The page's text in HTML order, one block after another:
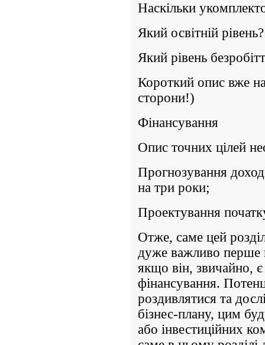
Наскільки
Який освітній рівень?
Який рівень
Короткий опис вже
сторони!)
Фінансування
Опис точних цілей
Прогнозування
на три роки;
Проектування
Отже, саме цей
дуже важливо перше
якщо він, звичайно,
фінансування.
роздивлятися та
бізнес-плану, цим
або інвестиційних